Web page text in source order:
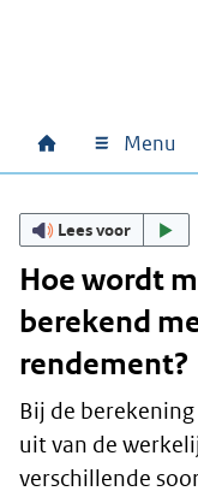
Hoofdnavigatie
Home Menu
Lees voor
Hoe wordt
berekend
rendement?
Bij de
uit van de
verschillende